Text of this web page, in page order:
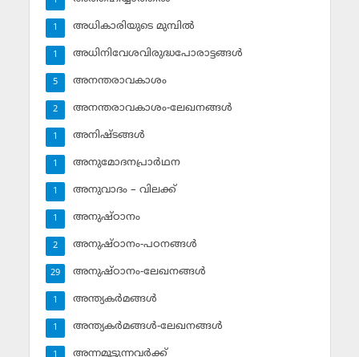
അധികാരിയുടെ മുമ്പില്‍
1
അധിനിവേശവിരുദ്ധപോരാട്ടങ്ങള്‍
1
അനന്തരാവകാശം
5
അനന്തരാവകാശം-ലേഖനങ്ങള്‍
2
അനിഷ്ടങ്ങള്‍
1
അനുമോദനപ്രാര്‍ഥന
1
അനുവാദം – വിലക്ക്‌
1
അനുഷ്ഠാനം
1
അനുഷ്ഠാനം-പഠനങ്ങള്‍
2
അനുഷ്ഠാനം-ലേഖനങ്ങള്‍
29
അന്ത്യകര്‍മങ്ങള്‍
1
അന്ത്യകര്‍മങ്ങള്‍-ലേഖനങ്ങള്‍
1
അന്നമൂട്ടുന്നവര്‍ക്ക്
1